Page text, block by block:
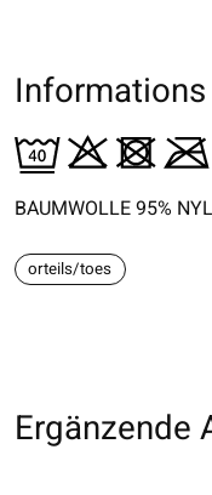
Informations
BAUMWOLLE 95%
orteils/toes
Ergänzende